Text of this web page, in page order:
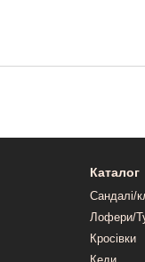
Каталог
Сандалі/
Лофери/
Кросівки